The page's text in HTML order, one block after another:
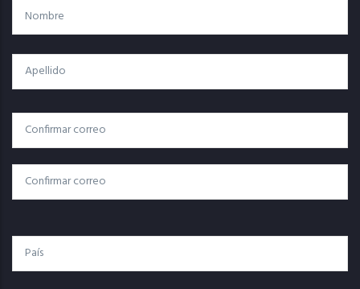
Nombre
Apellido
Correo
Electrónico
Correo Electrónico
Confirmar Correo
País